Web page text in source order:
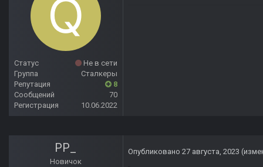
Статус
Не в сети
Группа
Сталкеры
Репутация
8
Сообщений
70
Регистрация
10.06.2022
PP_
Новичок
Опубликовано 27 августа, 2023